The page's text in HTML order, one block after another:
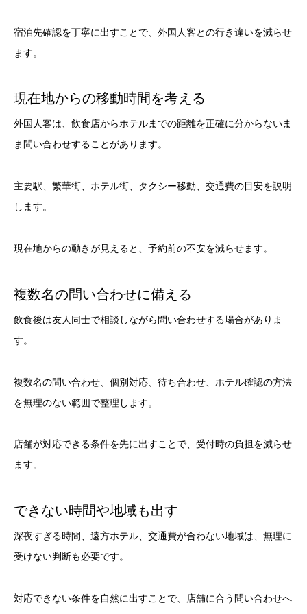
宿泊先確認を丁寧に出すことで、外国人客との行き違いを減らせ
ます。
現在地からの移動時間を考える
外国人客は、飲食店からホテルまでの距離を正確に分からないま
ま問い合わせすることがあります。
主要駅、繁華街、ホテル街、タクシー移動、交通費の目安を説明
します。
現在地からの動きが見えると、予約前の不安を減らせます。
複数名の問い合わせに備える
飲食後は友人同士で相談しながら問い合わせする場合がありま
す。
複数名の問い合わせ、個別対応、待ち合わせ、ホテル確認の方法
を無理のない範囲で整理します。
店舗が対応できる条件を先に出すことで、受付時の負担を減らせ
ます。
できない時間や地域も出す
深夜すぎる時間、遠方ホテル、交通費が合わない地域は、無理に
受けない判断も必要です。
対応できない条件を自然に出すことで、店舗に合う問い合わせへ